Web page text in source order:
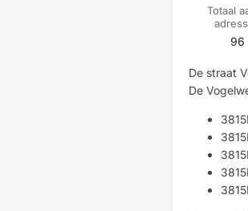
Totaal
96
De straat
De